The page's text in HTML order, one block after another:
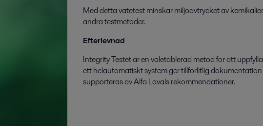
Med detta vätetest minskar miljöavtrycket av
andra testmetoder.
Efterlevnad
Integrity Testet är en väletablerad metod för att
ett helautomatiskt system ger tillförlitlig
supporteras av Alfa Lavals rekommendationer.